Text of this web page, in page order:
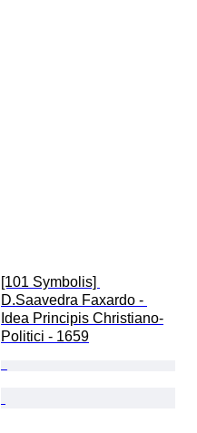
[101 Symbolis]
D.Saavedra Faxardo -
Idea Principis Christiano-
Politici - 1659